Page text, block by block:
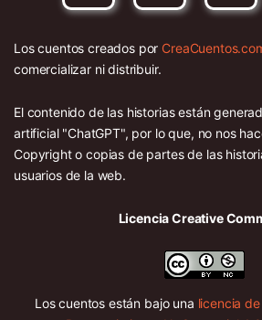
Los cuentos creados por
comercializar ni distribuir.
El contenido de las historias están
artificial "ChatGPT", por lo que, no nos
Copyright o copias de partes de las
usuarios de la web.
Licencia Creative
Los cuentos están bajo una licencia